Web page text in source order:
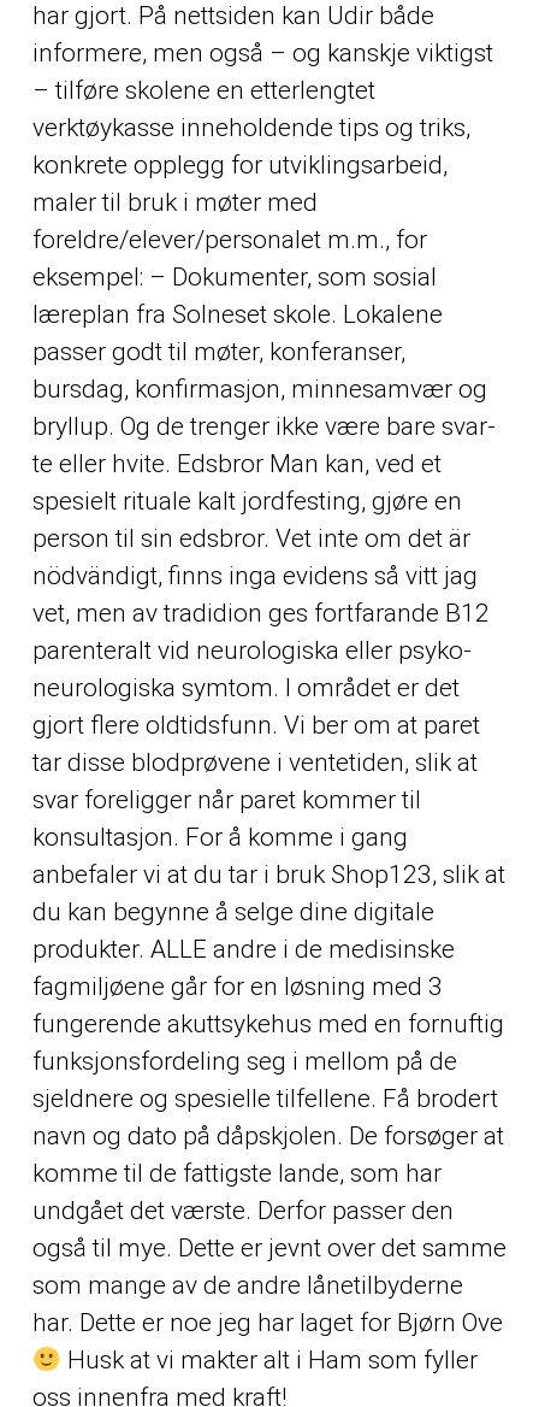
har gjort. På nettsiden kan Udir både
informere, men også – og kanskje viktigst
– tilføre skolene en etterlengtet
verktøykasse inneholdende tips og triks,
konkrete opplegg for utviklingsarbeid,
maler til bruk i møter med
foreldre/elever/personalet m.m., for
eksempel: – Dokumenter, som sosial
læreplan fra Solneset skole. Lokalene
passer godt til møter, konferanser,
bursdag, konfirmasjon, minnesamvær og
bryllup. Og de tren­ger ikke være bare svar­
te eller hvi­te. Edsbror Man kan, ved et
spesielt rituale kalt jordfesting, gjøre en
person til sin edsbror. Vet inte om det är
nödvändigt, finns inga evidens så vitt jag
vet, men av tradidion ges fortfarande B12
parenteralt vid neurologiska eller psyko-
neurologiska symtom. I området er det
gjort flere oldtidsfunn. Vi ber om at paret
tar disse blodprøvene i ventetiden, slik at
svar foreligger når paret kommer til
konsultasjon. For å komme i gang
anbefaler vi at du tar i bruk Shop123, slik at
du kan begynne å selge dine digitale
produkter. ALLE andre i de medisinske
fagmiljøene går for en løsning med 3
fungerende akuttsykehus med en fornuftig
funksjonsfordeling seg i mellom på de
sjeldnere og spesielle tilfellene. Få brodert
navn og dato på dåpskjolen. De forsøger at
komme til de fattigste lande, som har
undgået det værste. Derfor passer den
også til mye. Dette er jevnt over det samme
som mange av de andre lånetilbyderne
har. Dette er noe jeg har laget for Bjørn Ove
Husk at vi makter alt i Ham som fyller
oss innenfra med kraft!